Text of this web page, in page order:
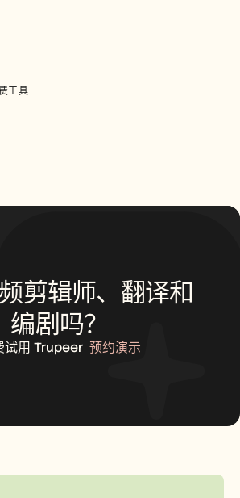
工具
剪辑师、翻译和
编剧吗？
试用 Trupeer 预约演示